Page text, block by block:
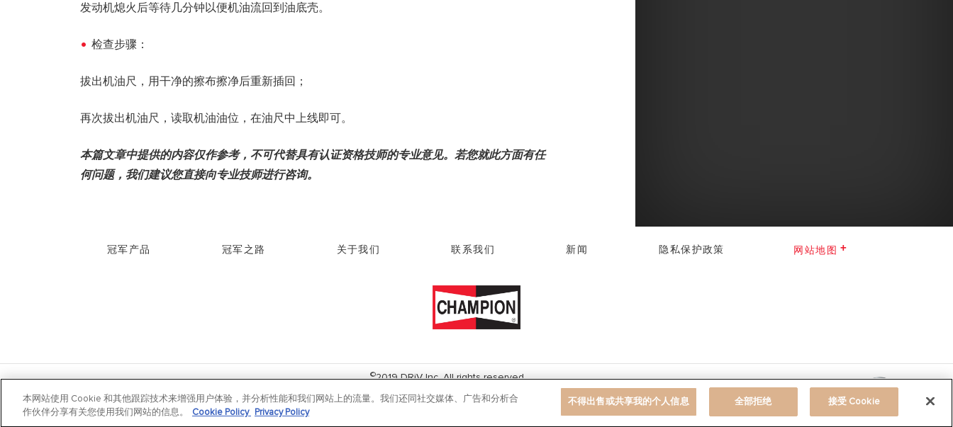
发动机熄火后等待几分钟以便机油流回到油底壳。
检查步骤：
拔出机油尺，用干净的擦布擦净后重新插回；
再次拔出机油尺，读取机油油位，在油尺中上线即可。
本篇文章中提供的内容仅作参考，不可代替具有认证资格技师的专业意见。若您就此方面有任
何问题，我们建议您直接向专业技师进行咨询。
冠军产品 冠军之路 关于我们 联系我们 新闻 隐私保护政策 网站地图
©2019 DRiV Inc. All rights reserved.
沪ICP备20025060号
沪公网安备 31011002005961号|Cookie Settings | Cookie Notice
本网站使用 Cookie 和其他跟踪技术来增强用户体验，并分析性能和我们网站上的流量。我们还同社交媒体、广告和分析合
作伙伴分享有关您使用我们网站的信息。
Cookie Policy Privacy Policy
不得出售或共享我的个人信息 全部拒绝 接受 Cookie